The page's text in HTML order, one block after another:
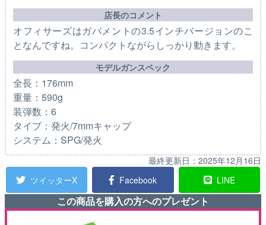
店長のコメント
オフィサーズはガバメントの3.5インチバージョンのこ
となんですね。コンパクトながらしっかり動きます。
モデルガンスペック
全長：176mm
重量：590g
装弾数：6
タイプ：発火/7mmキャップ
システム：SPG/発火
最終更新日： 2025年12月16日
ツイッターX
Facebook LINE
この商品を購入の方へのプレゼント